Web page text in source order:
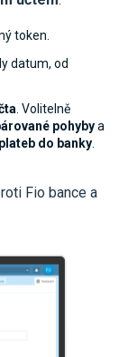
token.
datum, od
. Volitelně
pohybya
do banky
Fio bance a